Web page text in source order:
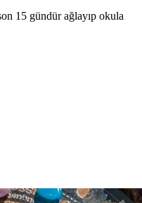
15 gündür ağlayıp okula